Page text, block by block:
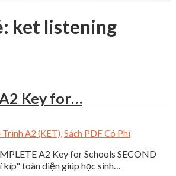
ket listening
Key for…
Trình A2 (KET),Sách PDF Có Phí
A2 Key for Schools SECOND
toàn diện giúp học sinh…